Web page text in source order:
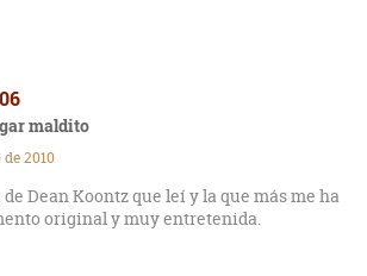
maldito
2010
Dean Koontz que leí y la que más me ha
original y muy entretenida.